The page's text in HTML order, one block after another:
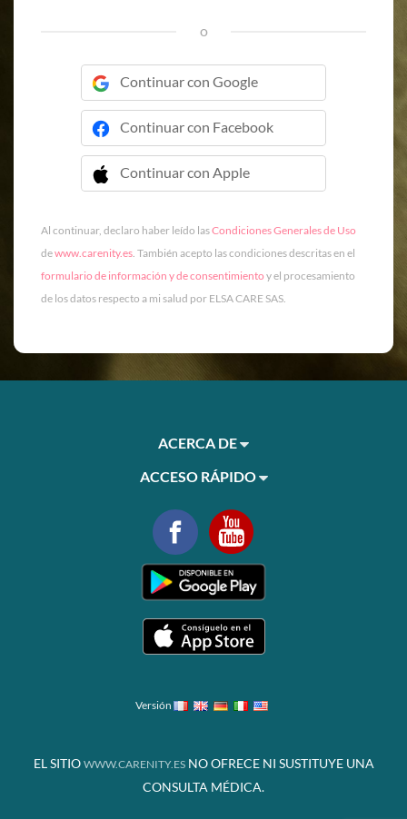
o
Continuar con Google
Continuar con Facebook
Continuar con Apple
 Continuar con Apple
Al continuar, declaro haber leído lasCondiciones Generales de Uso
dewww.carenity.es. También acepto las condiciones descritas en el
formulario de información y de consentimiento y el procesamiento
de los datos respecto a mi salud por ELSA CARE SAS.
ACERCA DE
ACCESO RÁPIDO
Versión
EL SITIO WWW.CARENITY.ESNO OFRECE NI SUSTITUYE UNA
CONSULTA MÉDICA.